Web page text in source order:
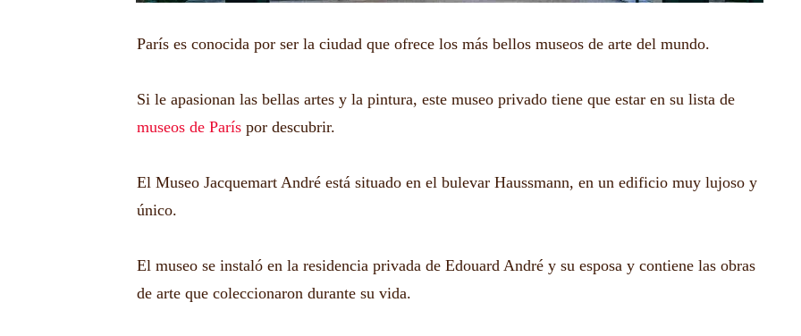
París es conocida por ser la ciudad que ofrece los más bellos museos de arte del mundo.
Si le apasionan las bellas artes y la pintura, este museo privado tiene que estar en su lista de
museos de París por descubrir.
El Museo Jacquemart André está situado en el bulevar Haussmann, en un edificio muy lujoso y
único.
El museo se instaló en la residencia privada de Edouard André y su esposa y contiene las obras
de arte que coleccionaron durante su vida.